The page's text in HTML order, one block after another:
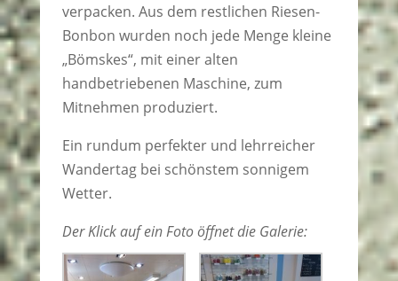
verpacken. Aus dem restlichen Riesen-
Bonbon wurden noch jede Menge kleine
„Bömskes“, mit einer alten
handbetriebenen Maschine, zum
Mitnehmen produziert.
Ein rundum perfekter und lehrreicher
Wandertag bei schönstem sonnigem
Wetter.
Der Klick auf ein Foto öffnet die Galerie: